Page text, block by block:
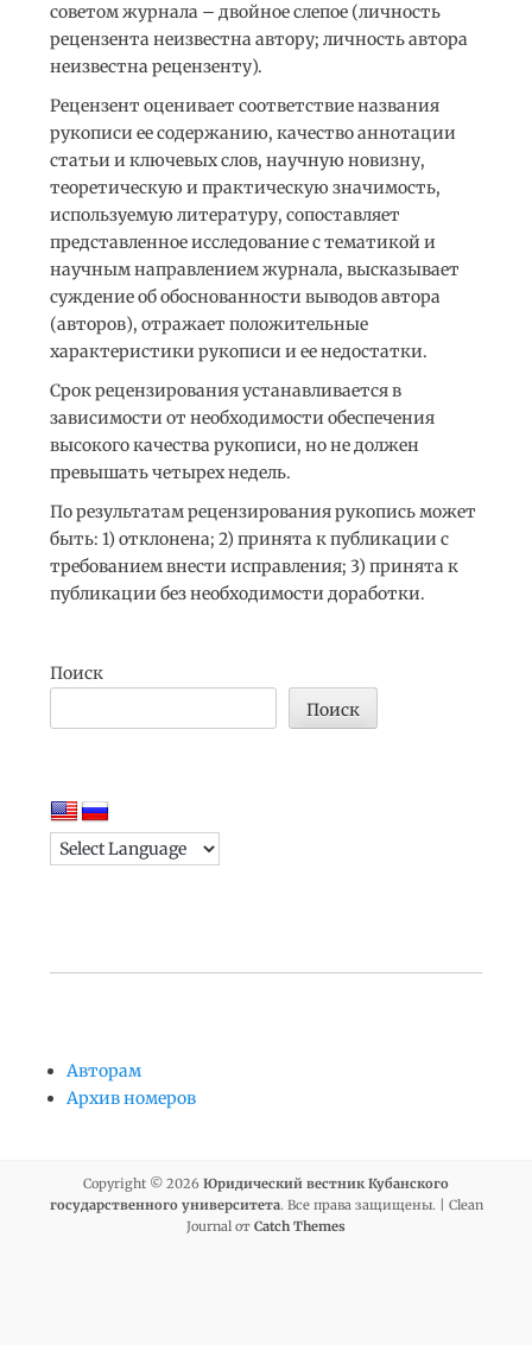
советом журнала – двойное слепое (личность
рецензента неизвестна автору; личность автора
неизвестна рецензенту).
Рецензент оценивает соответствие названия
рукописи ее содержанию, качество аннотации
статьи и ключевых слов, научную новизну,
теоретическую и практическую значимость,
используемую литературу, сопоставляет
представленное исследование с тематикой и
научным направлением журнала, высказывает
суждение об обоснованности выводов автора
(авторов), отражает положительные
характеристики рукописи и ее недостатки.
Срок рецензирования устанавливается в
зависимости от необходимости обеспечения
высокого качества рукописи, но не должен
превышать четырех недель.
По результатам рецензирования рукопись может
быть: 1) отклонена; 2) принята к публикации с
требованием внести исправления; 3) принята к
публикации без необходимости доработки.
Поиск
Поиск
Авторам
Архив номеров
Copyright © 2026 Юридический вестник Кубанского
государственного университета. Все права защищены. | Clean
Journal от Catch Themes